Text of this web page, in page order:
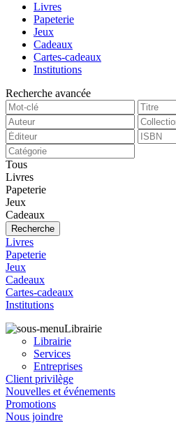
Livres
Papeterie
Jeux
Cadeaux
Cartes-cadeaux
Institutions
Recherche avancée
Tous
Livres
Papeterie
Jeux
Cadeaux
Recherche
Livres
Papeterie
Jeux
Cadeaux
Cartes-cadeaux
Institutions
Librairie
Librairie
Services
Entreprises
Client privilège
Nouvelles et événements
Promotions
Nous joindre